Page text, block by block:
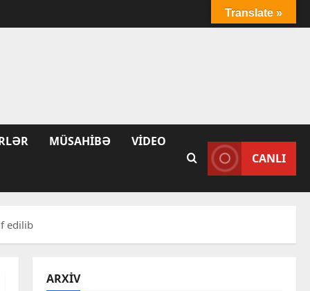
MÜSAHIBƏ VIDEO
CANLI
edilib
ARXIV
Translate »